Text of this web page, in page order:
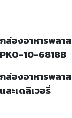
กล่องอาหารพลา
PKO-10-6818B
กล่องอาหารพลา
และเดลิเวอรี่